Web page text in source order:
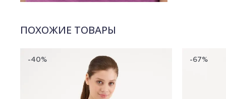
ПОХОЖИЕ ТОВАРЫ
-40% -67%